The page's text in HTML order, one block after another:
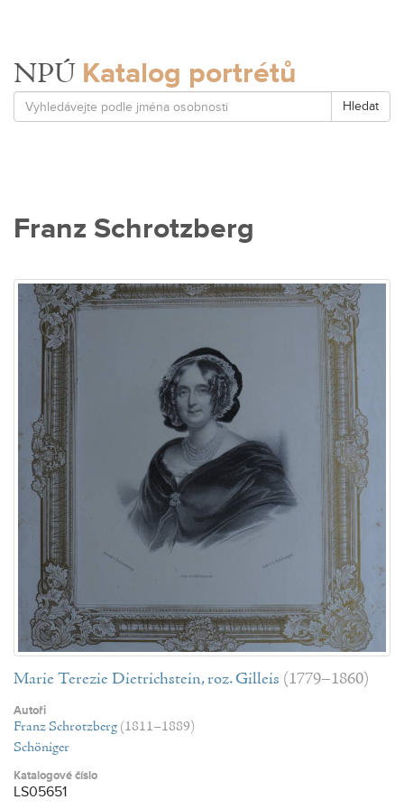
NPÚ Katalog portrétů
Hledat
Franz Schrotzberg
Marie Terezie Dietrichstein, roz. Gilleis (1779–1860)
Autoři
Franz Schrotzberg (1811–1889)
Schöniger
Katalogové číslo
LS05651